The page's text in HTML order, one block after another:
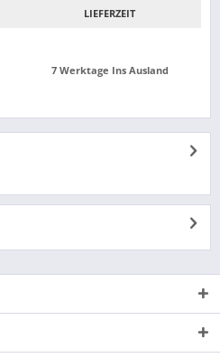
LIEFERZEIT
7 Werktage Ins Ausland